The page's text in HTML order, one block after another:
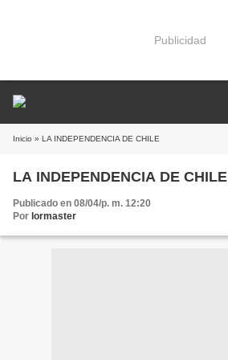
Publicidad
Inicio » LA INDEPENDENCIA DE CHILE
LA INDEPENDENCIA DE CHILE
Publicado en 08/04/p. m. 12:20
Por lormaster